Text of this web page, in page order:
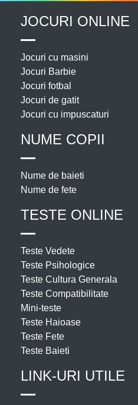
JOCURI ONLINE
Jocuri cu masini
Jocuri Barbie
Jocuri fotbal
Jocuri de gatit
Jocuri cu impuscaturi
NUME COPII
Nume de baieti
Nume de fete
TESTE ONLINE
Teste Vedete
Teste Psihologice
Teste Cultura Generala
Teste Compatibilitate
Mini-teste
Teste Haioase
Teste Fete
Teste Baieti
LINK-URI UTILE